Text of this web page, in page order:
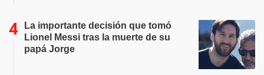
La importante decisión que tomó
Lionel Messi tras la muerte de su
papá Jorge